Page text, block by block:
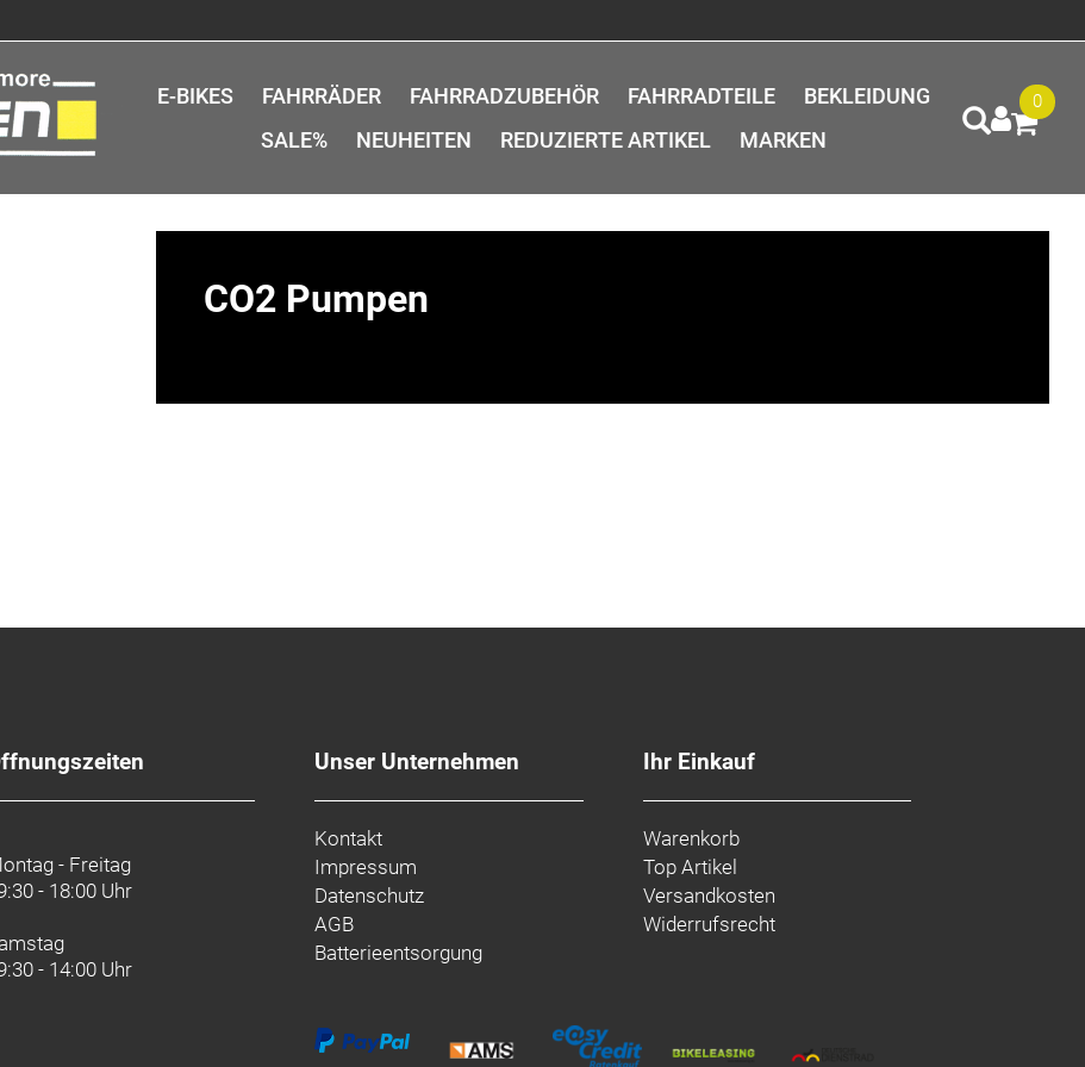
E-BIKES FAHRRÄDER FAHRRADZUBEHÖR FAHRRADTEILE
BEKLEIDUNG
SALE%
NEUHEITEN REDUZIERTE ARTIKEL MARKEN
0
CO2 Pumpen
- Freitag
- 18:00 Uhr
- 14:00 Uhr
Unser Unternehmen
Kontakt
Impressum
Datenschutz
AGB
Batterieentsorgung
Ihr Einkauf
Warenkorb
Top Artikel
Versandkosten
Widerrufsrecht